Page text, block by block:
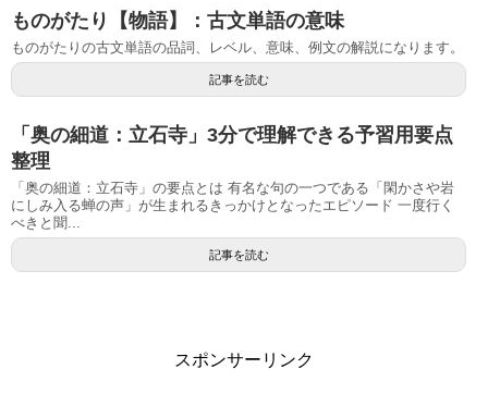
ものがたり【物語】：古文単語の意味
ものがたりの古文単語の品詞、レベル、意味、例文の解説になります。
記事を読む
「奥の細道：立石寺」3分で理解できる予習用要点
整理
「奥の細道：立石寺」の要点とは 有名な句の一つである「閑かさや岩
にしみ入る蝉の声」が生まれるきっかけとなったエピソード 一度行く
べきと聞...
記事を読む
スポンサーリンク